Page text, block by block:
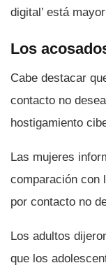
digital’ está
Los
Cabe destacar
contacto no
hostigamiento
Las mujeres
comparación con
por contacto no
Los adultos
que los